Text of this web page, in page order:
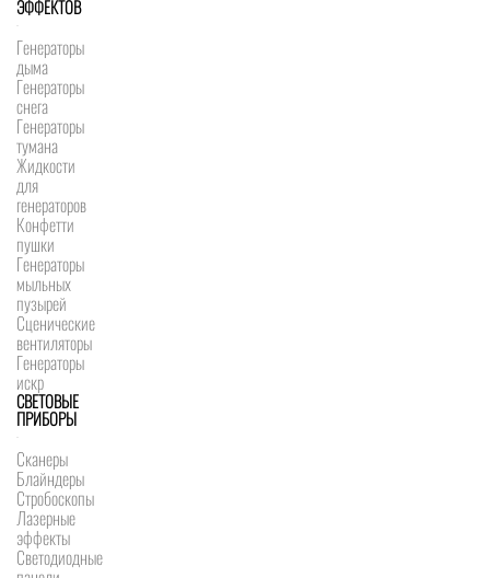
ЭФФЕКТОВ
Генераторы
дыма
Генераторы
снега
Генераторы
тумана
Жидкости
для
генераторов
Конфетти
пушки
Генераторы
мыльных
пузырей
Сценические
вентиляторы
Генераторы
искр
СВЕТОВЫЕ
ПРИБОРЫ
Сканеры
Блайндеры
Стробоскопы
Лазерные
эффекты
Светодиодные